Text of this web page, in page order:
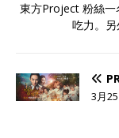
東方Project 粉絲
吃力。另
3月